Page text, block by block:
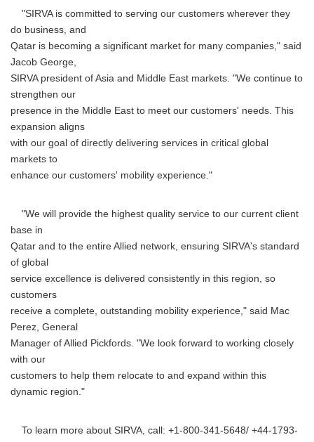
"SIRVA is committed to serving our customers wherever they
do business, and
Qatar is becoming a significant market for many companies," said
Jacob George,
SIRVA president of Asia and Middle East markets. "We continue to
strengthen our
presence in the Middle East to meet our customers' needs. This
expansion aligns
with our goal of directly delivering services in critical global
markets to
enhance our customers' mobility experience."
"We will provide the highest quality service to our current client
base in
Qatar and to the entire Allied network, ensuring SIRVA's standard
of global
service excellence is delivered consistently in this region, so
customers
receive a complete, outstanding mobility experience," said Mac
Perez, General
Manager of Allied Pickfords. "We look forward to working closely
with our
customers to help them relocate to and expand within this
dynamic region."
To learn more about SIRVA, call: +1-800-341-5648/ +44-1793-